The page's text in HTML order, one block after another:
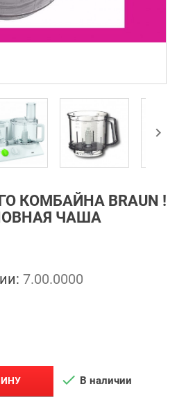

КОМБАЙНА BRAUN !
ЧАША
7.00.0000
 В наличии